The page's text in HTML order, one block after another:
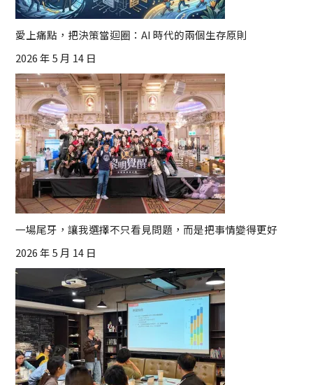
愛上痛點，把決策當迴圈：AI 時代的兩個生存原則
2026 年 5 月 14 日
一場尾牙，讓我選擇不只看見問題，而是把事情變得更好
2026 年 5 月 14 日